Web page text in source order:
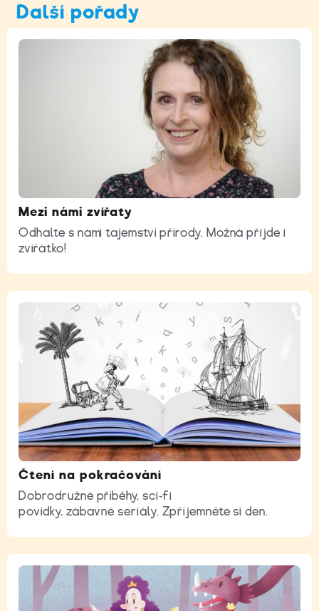
Další pořady
Mezi námi zvířaty
Odhalte s námi tajemství přírody. Možná přijde i
zvířátko!
Čtení na pokračování
Dobrodružné příběhy, sci-fi
povídky, zábavné seriály. Zpříjemněte si den.